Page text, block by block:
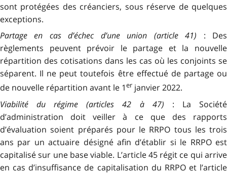
sont protégées des créanciers, sous réserve de quelques
exceptions.
Partage en cas d’échec d’une union (article 41) : Des
règlements peuvent prévoir le partage et la nouvelle
répartition des cotisations dans les cas où les conjoints se
séparent. Il ne peut toutefois être effectué de partage ou
de nouvelle répartition avant le 1er janvier 2022.
Viabilité du régime (articles 42 à 47) : La Société
d’administration doit veiller à ce que des rapports
d’évaluation soient préparés pour le RRPO tous les trois
ans par un actuaire désigné afin d’établir si le RRPO est
capitalisé sur une base viable. L’article 45 régit ce qui arrive
en cas d’insuffisance de capitalisation du RRPO et l’article